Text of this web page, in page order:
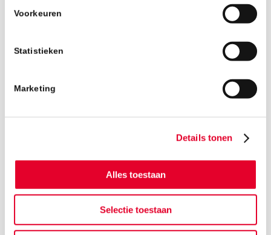
Voorkeuren
Statistieken
Marketing
Details tonen
Alles toestaan
Selectie toestaan